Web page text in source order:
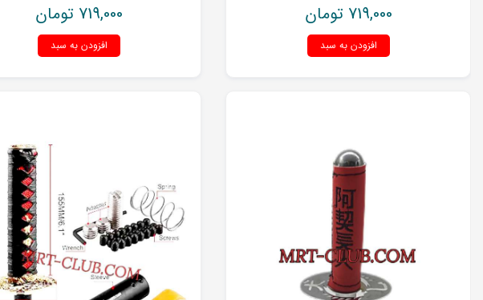
719,000 تومان
افزودن به سبد
719,000 تومان
افزودن به سبد